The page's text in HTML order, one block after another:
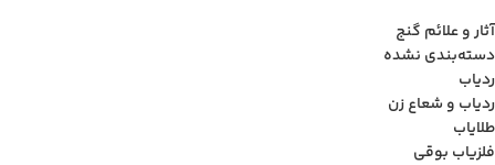
آثار و علائم گنج
دسته‌بندی نشده
ردیاب
ردیاب و شعاع زن
طلایاب
فلزیاب بوقی